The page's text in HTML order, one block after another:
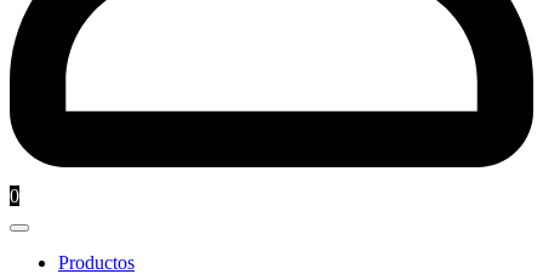
0
Productos